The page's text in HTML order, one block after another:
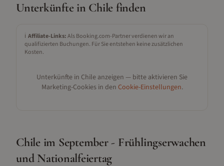
Unterkünfte in Chile finden
ℹ️ Affiliate-Links:Als Booking.com-Partner verdienen wir an
qualifizierten Buchungen. Für Sie entstehen keine zusätzlichen
Kosten.
Unterkünfte in Chile anzeigen — bitte aktivieren Sie
Marketing-Cookies in den Cookie-Einstellungen.
Chile im September - Frühlingserwachen
und Nationalfeiertag